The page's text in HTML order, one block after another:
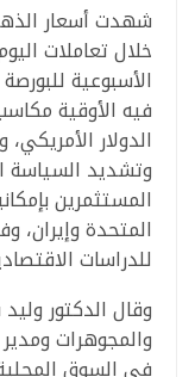
شهدت أسعار
خلال تعاملات
الأسبوعية
الدولار
وتشديد السياسة
المستثمرين
المتحدة وإيران،
للدراسات
وقال الدكتور
والمجوهرات